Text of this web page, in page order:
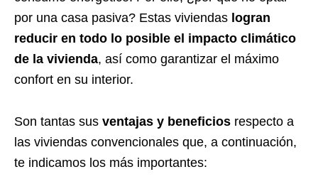
por una casa pasiva? Estas viviendas logran
reducir en todo lo posible el impacto climático
de la vivienda, así como garantizar el máximo
confort en su interior.
Son tantas sus ventajas y beneficios respecto a
las viviendas convencionales que, a continuación,
te indicamos los más importantes: